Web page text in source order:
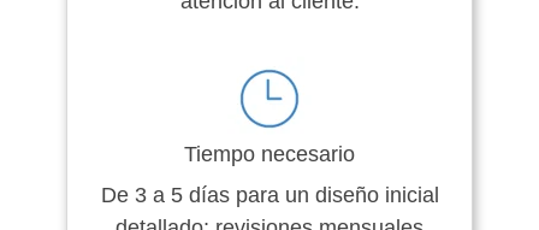
Tiempo necesario
De 3 a 5 días para un diseño inicial